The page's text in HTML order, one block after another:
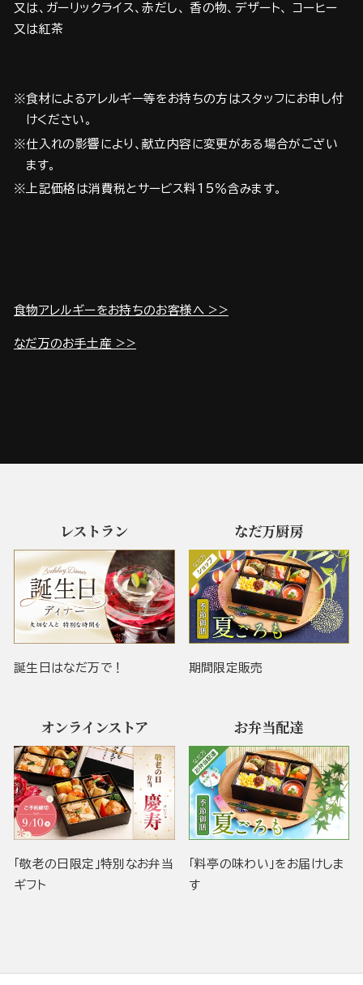
又は、ガーリックライス、赤だし、 香の物、デザート、 コーヒー
又は紅茶
※食材によるアレルギー等をお持ちの方はスタッフにお申し付
けください。
※仕入れの影響により、献立内容に変更がある場合がござい
ます。
※上記価格は消費税とサービス料15％含みます。
食物アレルギーをお持ちのお客様へ >>
なだ万のお手土産 >>
レストラン
誕生日はなだ万で！
なだ万厨房
期間限定販売
オンラインストア
「敬老の日限定」特別なお弁当
ギフト
お弁当配達
「料亭の味わい」をお届けしま
す